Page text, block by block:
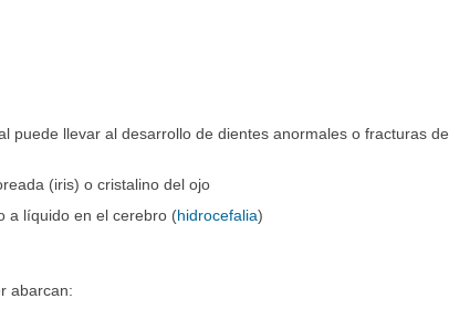
puede llevar al desarrollo de dientes anormales o fracturas de
(iris) o cristalino del ojo
a líquido en el cerebro (hidrocefalia)
abarcan: